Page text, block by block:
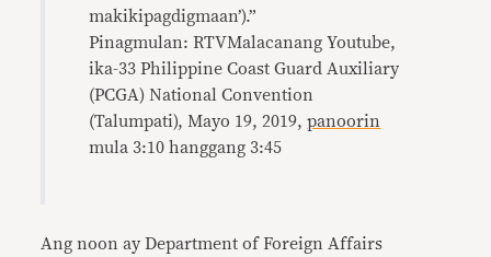
makikipagdigmaan’).”
Pinagmulan: RTVMalacanang Youtube,
ika-33 Philippine Coast Guard Auxiliary
(PCGA) National Convention
(Talumpati), Mayo 19, 2019,panoorin
mula 3:10 hanggang 3:45
Ang noon ay Department of Foreign Affairs